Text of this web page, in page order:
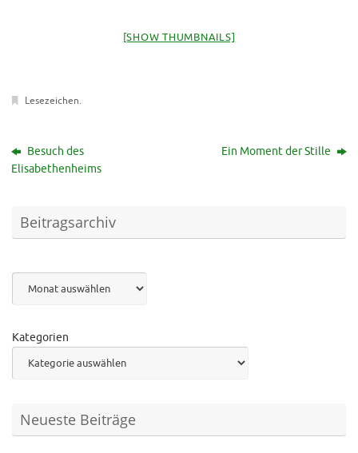
[SHOW THUMBNAILS]
Lesezeichen.
Besuch des
Elisabethenheims
Ein Moment der Stille
Beitragsarchiv
Kategorien
Neueste Beiträge